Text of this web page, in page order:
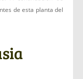
de esta planta del